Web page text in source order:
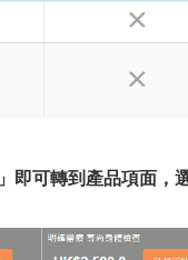
可轉到產品項面